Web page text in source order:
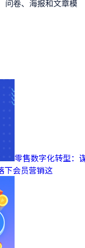
问卷、海报和文章模
零售数字化转型：
下会员营销这